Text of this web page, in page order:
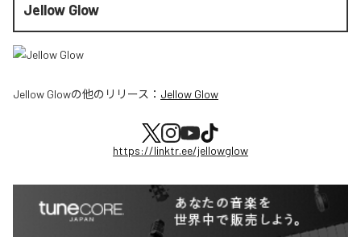
Jellow Glow
Jellow Glowの他のリリース： Jellow Glow
https://linktr.ee/jellowglow